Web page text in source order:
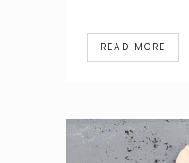
READ MORE